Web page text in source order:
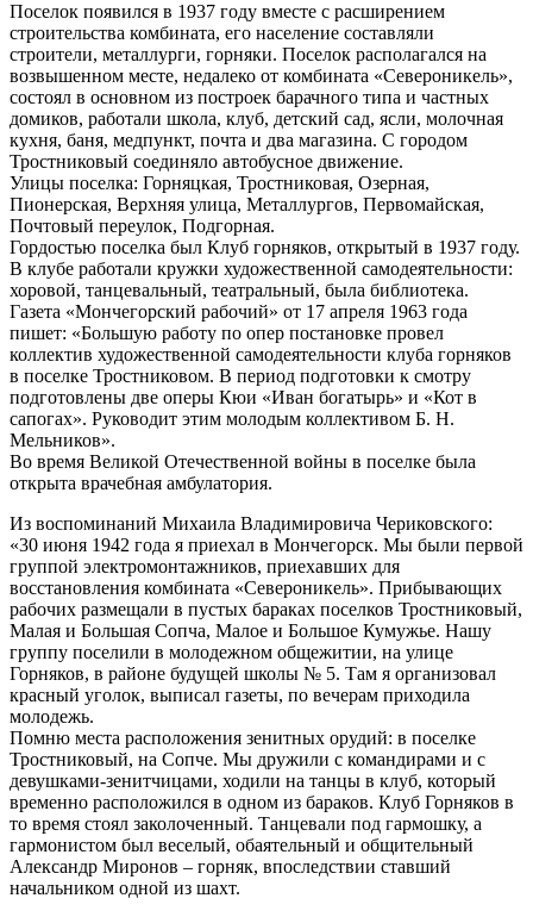
Поселок появился в 1937 году вместе с расширением
строительства комбината, его население составляли
строители, металлурги, горняки. Поселок располагался на
возвышенном месте, недалеко от комбината «Североникель»,
состоял в основном из построек барачного типа и частных
домиков, работали школа, клуб, детский сад, ясли, молочная
кухня, баня, медпункт, почта и два магазина. С городом
Тростниковый соединяло автобусное движение.
Улицы поселка: Горняцкая, Тростниковая, Озерная,
Пионерская, Верхняя улица, Металлургов, Первомайская,
Почтовый переулок, Подгорная.
Гордостью поселка был Клуб горняков, открытый в 1937 году.
В клубе работали кружки художественной самодеятельности:
хоровой, танцевальный, театральный, была библиотека.
Газета «Мончегорский рабочий» от 17 апреля 1963 года
пишет: «Большую работу по опер постановке провел
коллектив художественной самодеятельности клуба горняков
в поселке Тростниковом. В период подготовки к смотру
подготовлены две оперы Кюи «Иван богатырь» и «Кот в
сапогах». Руководит этим молодым коллективом Б. Н.
Мельников».
Во время Великой Отечественной войны в поселке была
открыта врачебная амбулатория.
Из воспоминаний Михаила Владимировича Чериковского:
«30 июня 1942 года я приехал в Мончегорск. Мы были первой
группой электромонтажников, приехавших для
восстановления комбината «Североникель». Прибывающих
рабочих размещали в пустых бараках поселков Тростниковый,
Малая и Большая Сопча, Малое и Большое Кумужье. Нашу
группу поселили в молодежном общежитии, на улице
Горняков, в районе будущей школы № 5. Там я организовал
красный уголок, выписал газеты, по вечерам приходила
молодежь.
Помню места расположения зенитных орудий: в поселке
Тростниковый, на Сопче. Мы дружили с командирами и с
девушками-зенитчицами, ходили на танцы в клуб, который
временно расположился в одном из бараков. Клуб Горняков в
то время стоял заколоченный. Танцевали под гармошку, а
гармонистом был веселый, обаятельный и общительный
Александр Миронов – горняк, впоследствии ставший
начальником одной из шахт.